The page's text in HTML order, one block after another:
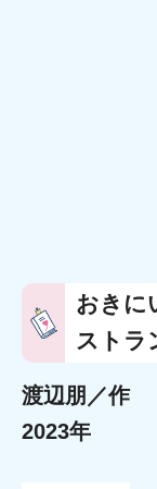
おきに
ストラ
渡辺朋／
2023年